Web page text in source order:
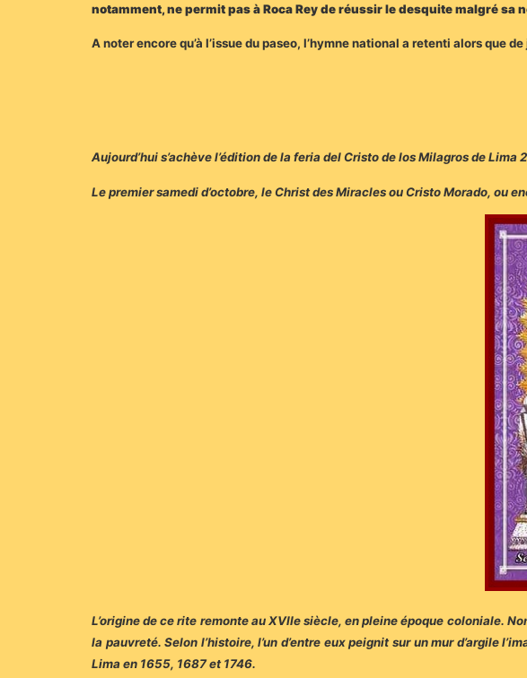
notamment, ne permit pas à Roca Rey de réussir le desquite malgré
A noter encore qu’à l’issue du paseo, l’hymne national a retenti alors que
Aujourd’hui s’achève l’édition de la feria del Cristo de los Milagros de
Le premier samedi d’octobre, le Christ des Miracles ou Cristo Morado, ou
L’origine de ce rite remonte au XVIIe siècle, en pleine époque coloniale.
la pauvreté. Selon l’histoire, l’un d’entre eux peignit sur un mur d’argile
Lima en 1655, 1687 et 1746.